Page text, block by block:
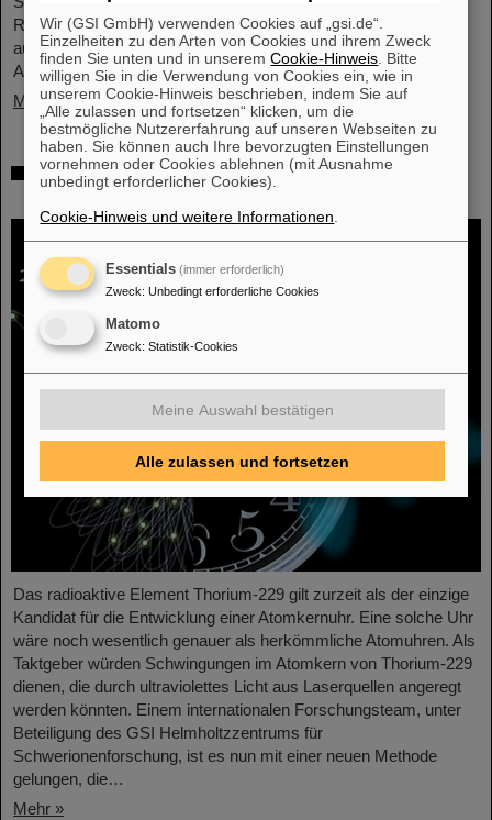
Research, IARR) mit dem renommierten Henry-Kaplan-Preis
ausgezeichnet worden. Der Preis gilt als die höchste
Auszeichnung der Strahlenforschung...
Mehr »
Hoffnung auf Entwicklung einer
Atomkernuhr wächst
Das radioaktive Element Thorium-229 gilt zurzeit als der einzige
Kandidat für die Entwicklung einer Atomkernuhr. Eine solche Uhr
wäre noch wesentlich genauer als herkömmliche Atomuhren. Als
Taktgeber würden Schwingungen im Atomkern von Thorium-229
dienen, die durch ultraviolettes Licht aus Laserquellen angeregt
werden könnten. Einem internationalen Forschungsteam, unter
Beteiligung des GSI Helmholtzzentrums für
Schwerionenforschung, ist es nun mit einer neuen Methode
gelungen, die…
Mehr »
Wir (GSI GmbH) verwenden Cookies auf „gsi.de“.
Einzelheiten zu den Arten von Cookies und ihrem Zweck
finden Sie unten und in unseremCookie-Hinweis . Bitte
willigen Sie in die Verwendung von Cookies ein, wie in
unserem Cookie-Hinweis beschrieben, indem Sie auf
„Alle zulassen und fortsetzen“ klicken, um die
bestmögliche Nutzererfahrung auf unseren Webseiten zu
haben. Sie können auch Ihre bevorzugten Einstellungen
vornehmen oder Cookies ablehnen (mit Ausnahme
unbedingt erforderlicher Cookies).
Cookie-Hinweis und weitere Informationen
Essentials (immer erforderlich)
Zweck: Unbedingt erforderliche Cookies
Matomo
Zweck: Statistik-Cookies
Meine Auswahl bestätigen
Alle zulassen und fortsetzen